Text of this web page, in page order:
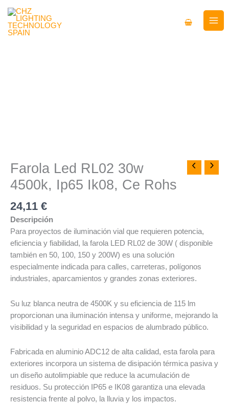
contenido
Farola Led RL02 30w
4500k, Ip65 Ik08, Ce Rohs
24,11 €
Descripción
Para proyectos de iluminación vial que requieren potencia,
eficiencia y fiabilidad, la farola LED RL02 de 30W ( disponible
también en 50, 100, 150 y 200W) es una solución
especialmente indicada para calles, carreteras, polígonos
industriales, aparcamientos y grandes zonas exteriores.
Su luz blanca neutra de 4500K y su eficiencia de 115 lm
proporcionan una iluminación intensa y uniforme, mejorando la
visibilidad y la seguridad en espacios de alumbrado público.
Fabricada en aluminio ADC12 de alta calidad, esta farola para
exteriores incorpora un sistema de disipación térmica pasiva y
un diseño autolimpiable que reduce la acumulación de
residuos. Su protección IP65 e IK08 garantiza una elevada
resistencia frente al polvo, la lluvia y los impactos.
cantidad